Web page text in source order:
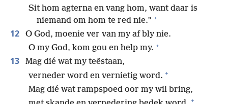
Sit hom agterna en vang hom, want daar is
niemand om hom te red nie.” +
12
O God, moenie ver van my af bly nie.
O my God, kom gou en help my. +
13
Mag dié wat my teëstaan,
verneder word en vernietig word. +
Mag dié wat rampspoed oor my wil bring,
+